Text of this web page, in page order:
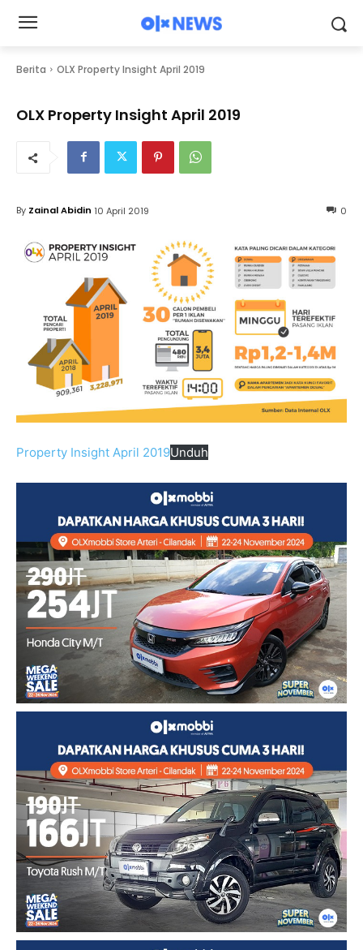
Berita OLX Property Insight April 2019
OLX Property Insight April 2019
0
By Zainal Abidin 10 April 2019
Property Insight April 2019Unduh